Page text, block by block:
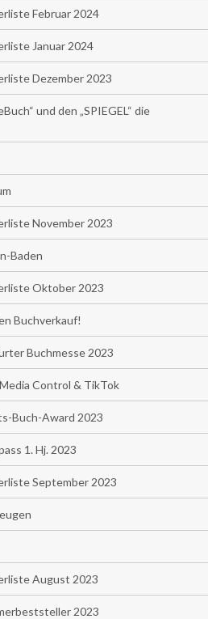
Februar 2024
Januar 2024
Dezember 2023
und den „SPIEGEL“ die
November 2023
Baden
Oktober 2023
Buchverkauf!
Buchmesse 2023
Control & TikTok
Buch-Award 2023
1. Hj. 2023
September 2023
August 2023
2023